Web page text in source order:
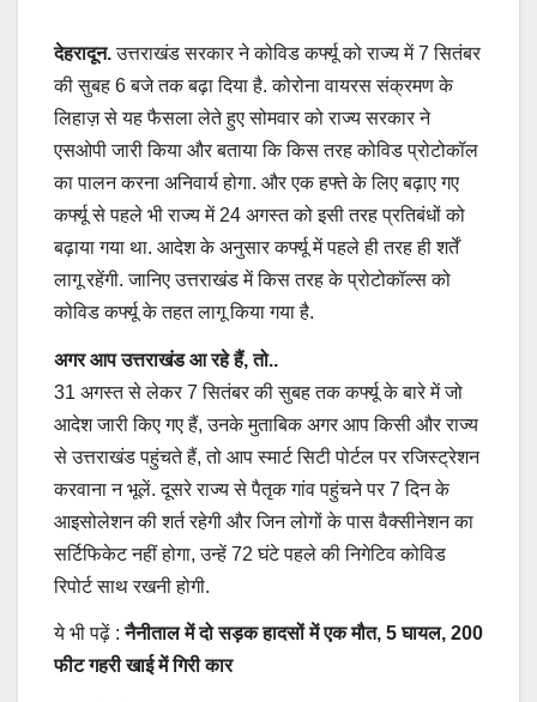
देहरादून.उत्तराखंड सरकार ने कोविड कर्फ्यू को राज्य में 7 सितंबर
की सुबह 6 बजे तक बढ़ा दिया है. कोरोना वायरस संक्रमण के
लिहाज़ से यह फैसला लेते हुए सोमवार को राज्य सरकार ने
एसओपी जारी किया और बताया कि किस तरह कोविड प्रोटोकॉल
का पालन करना अनिवार्य होगा. और एक हफ्ते के लिए बढ़ाए गए
कर्फ्यू से पहले भी राज्य में 24 अगस्त को इसी तरह प्रतिबंधों को
बढ़ाया गया था. आदेश के अनुसार कर्फ्यू में पहले ही तरह ही शर्तें
लागू रहेंगी. जानिए उत्तराखंड में किस तरह के प्रोटोकॉल्स को
कोविड कर्फ्यू के तहत लागू किया गया है.
अगर आप उत्तराखंड आ रहे हैं, तो..
31 अगस्त से लेकर 7 सितंबर की सुबह तक कर्फ्यू के बारे में जो
आदेश जारी किए गए हैं, उनके मुताबिक अगर आप किसी और राज्य
से उत्तराखंड पहुंचते हैं, तो आप स्मार्ट सिटी पोर्टल पर रजिस्ट्रेशन
करवाना न भूलें. दूसरे राज्य से पैतृक गांव पहुंचने पर 7 दिन के
आइसोलेशन की शर्त रहेगी और जिन लोगों के पास वैक्सीनेशन का
सर्टिफिकेट नहीं होगा, उन्हें 72 घंटे पहले की निगेटिव कोविड
रिपोर्ट साथ रखनी होगी.
ये भी पढ़ें :नैनीताल में दो सड़क हादसों में एक मौत, 5 घायल, 200
फीट गहरी खाई में गिरी कार